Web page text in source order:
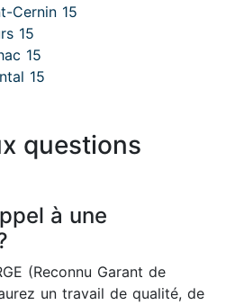
Cernin 15
15
15
15
questions
à une
(Reconnu Garant de
un travail de qualité, de